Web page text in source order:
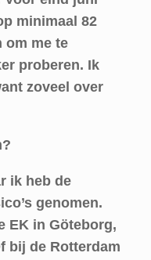
minimaal 82
om me te
proberen. Ik
zoveel over
ik heb de
genomen.
EK in Göteborg,
bij de Rotterdam